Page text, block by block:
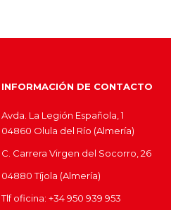
INFORMACIÓN DE CONTACTO
Avda. La Legión Española, 1
04860 Olula del Río (Almería)
C. Carrera Virgen del Socorro, 26
04880 Tíjola (Almería)
Tlf oficina: +34 950 939 953